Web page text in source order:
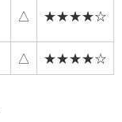
△ ★★★★☆
△ ★★★★☆